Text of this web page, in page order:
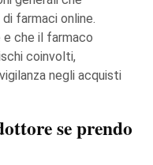
farmaci online.
che il farmaco
coinvolti,
negli acquisti
se prendo